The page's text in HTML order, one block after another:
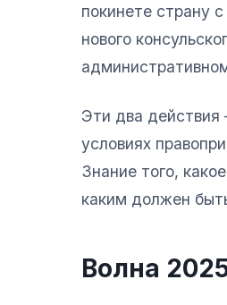
покинете страну
нового
Эти два
условиях
Знание того,
каким должен
Волна